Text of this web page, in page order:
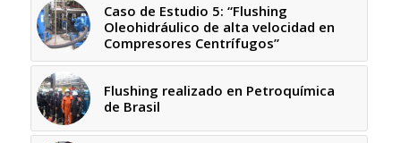
Caso de Estudio 5: “Flushing
Oleohidráulico de alta velocidad en
Compresores Centrífugos”
Flushing realizado en Petroquímica
de Brasil